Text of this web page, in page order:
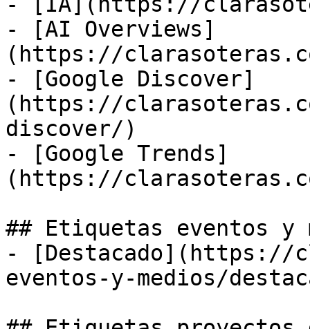
- [AI Overviews]
(https://
- [Google Discover]
(https://
discover/)
- [Google Trends]
(https://
## Etiquetas eventos y
- [Destacado](https://
eventos-y-medios/